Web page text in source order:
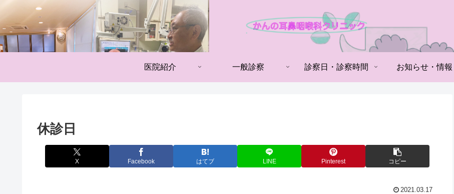
医院紹介 一般診察 診察日・診察時間 お知らせ・情報
休診日
X Facebook はてブ LINE Pinterest コピー
2021.03.17